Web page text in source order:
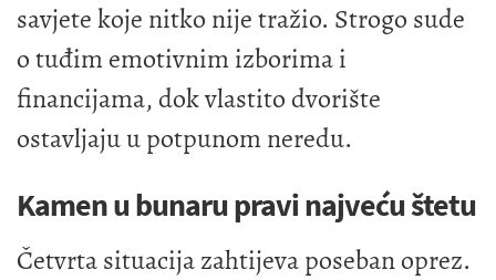
savjete koje nitko nije tražio. Strogo sude
o tuđim emotivnim izborima i
financijama, dok vlastito dvorište
ostavljaju u potpunom neredu.
Kamen u bunaru pravi najveću štetu
Četvrta situacija zahtijeva poseban oprez.